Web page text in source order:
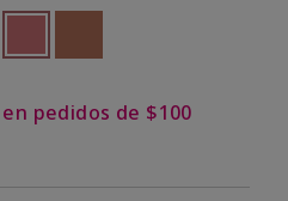
of stock
seleccionado
Out of stock
pedidos de $100